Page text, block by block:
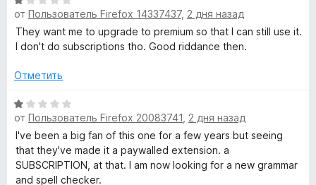
и
о
р
ф
о
з
5
о
н
а
и
5
ц
е
н
н
н
а
1
и
з
5
от Пользователь Firefox 14337437, 2 дня назад
They want me to upgrade to premium so that I can still use it.
I don't do subscriptions tho. Good riddance then.
Отметить
О
ц
е
н
е
н
от Пользователь Firefox 20083741 2 дня назад
I've been a big fan of this one for a few years but seeing
that they've made it a paywalled extension. a
SUBSCRIPTION, at that. I am now looking for a new grammar
and spell checker.